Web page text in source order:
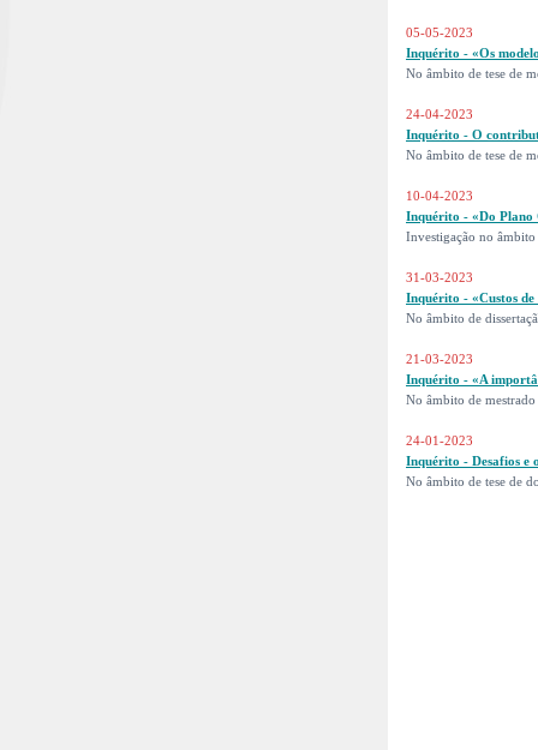
05-05-2023
Inquérito - «Os
No âmbito de tese de
24-04-2023
Inquérito - O
No âmbito de tese de
10-04-2023
Inquérito - «Do Plano
Investigação no
31-03-2023
Inquérito - «Custos
No âmbito de
21-03-2023
Inquérito - «A
No âmbito de
24-01-2023
Inquérito - Desafios e
No âmbito de tese de